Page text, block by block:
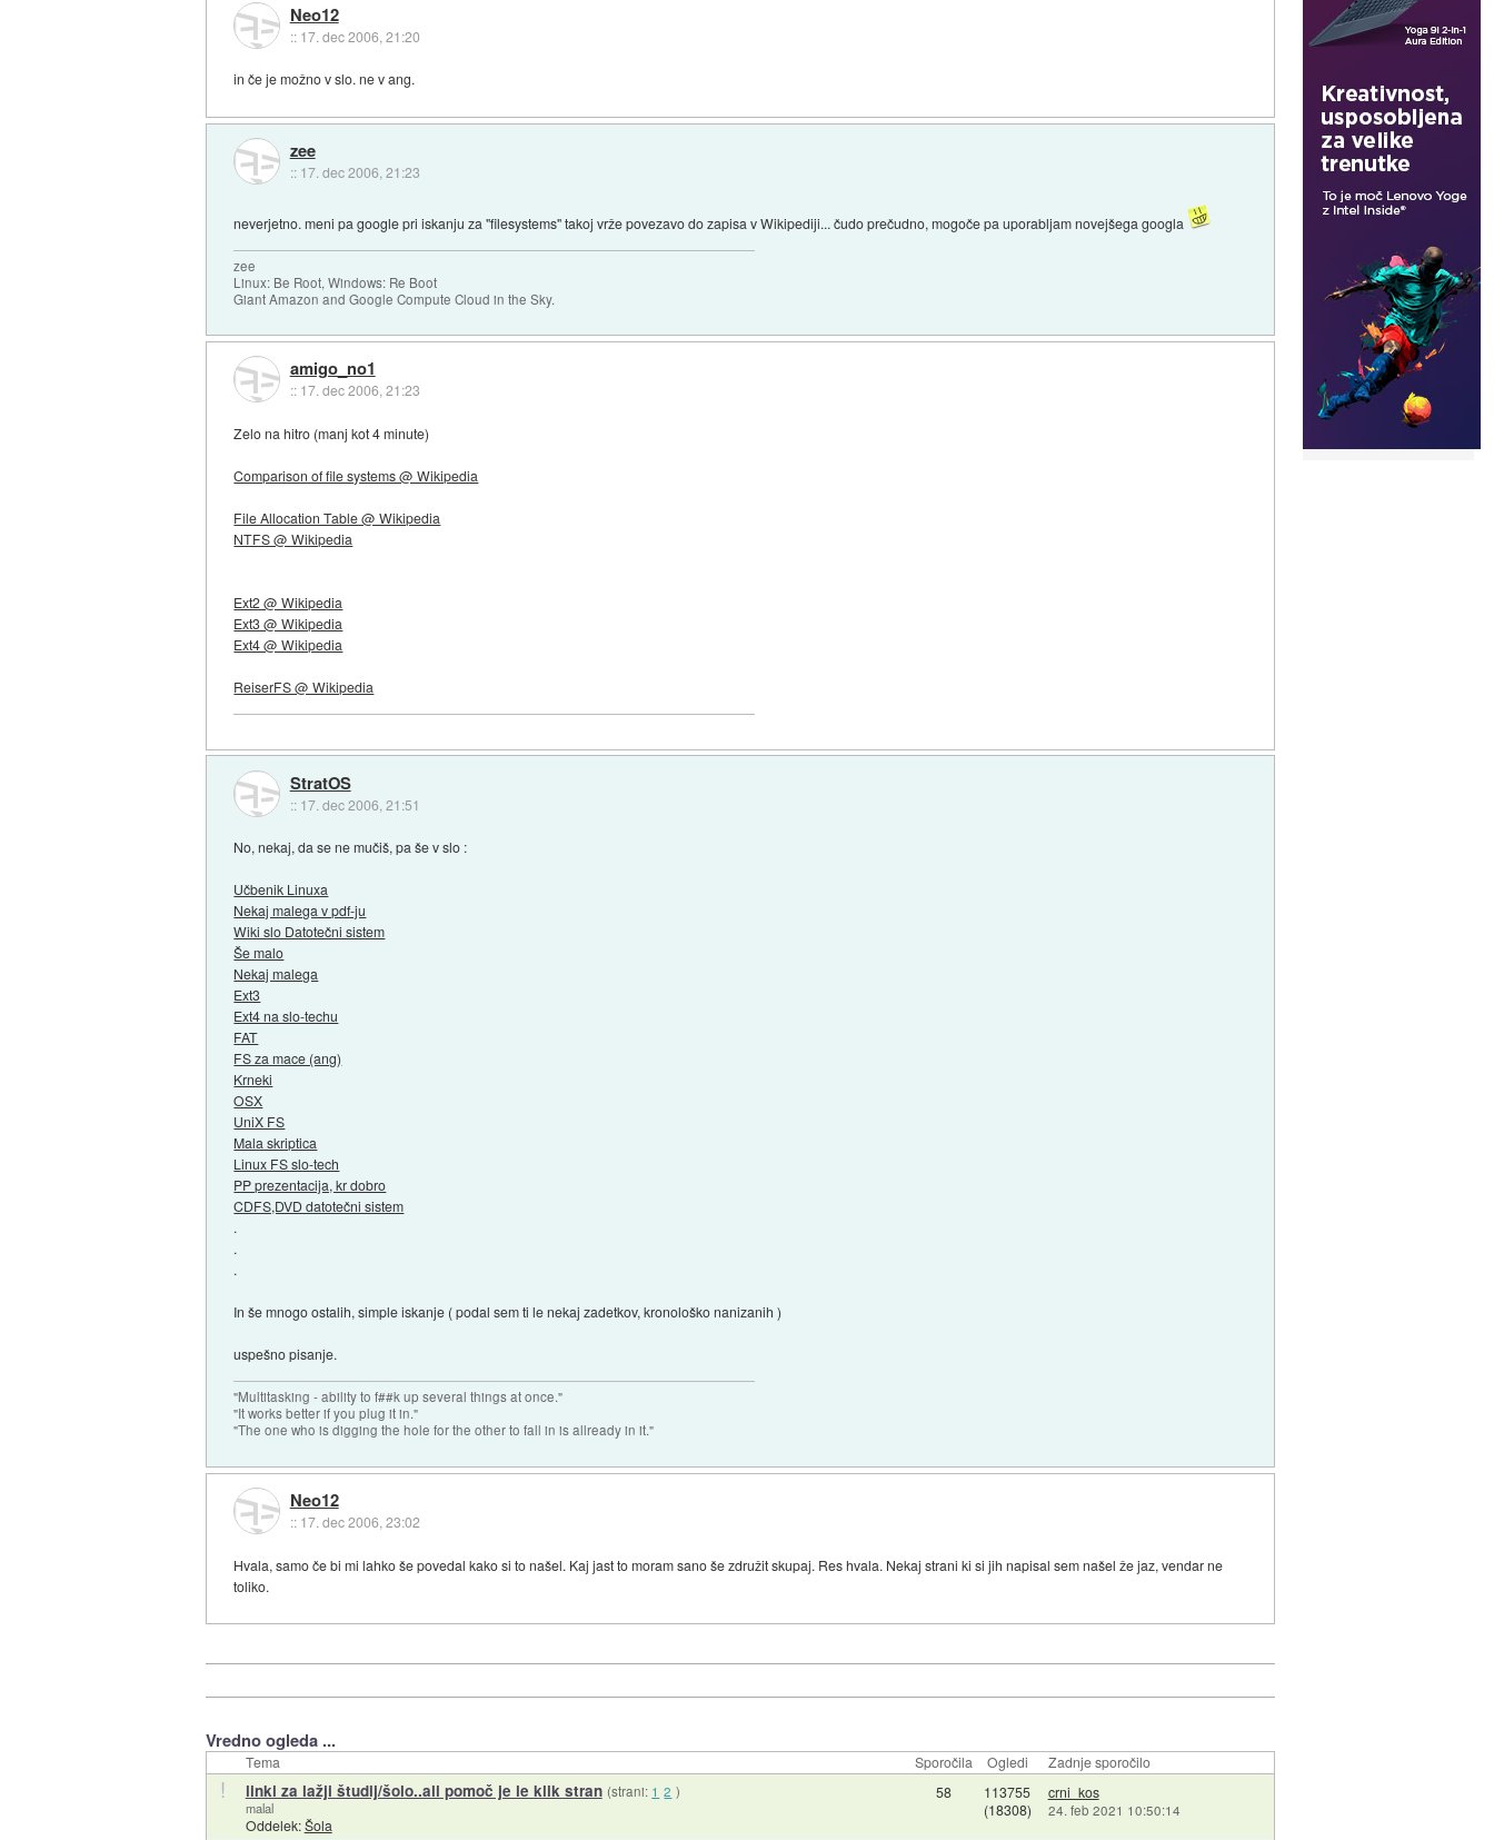
Neo12
:: 17. dec 2006, 21:20
in če je možno v slo. ne v ang.
zee
:: 17. dec 2006, 21:23
neverjetno. meni pa google pri iskanju za "filesystems" takoj vrže povezavo do zapisa v Wikipediji... čudo prečudno, mogoče pa uporabljam novejšega googla
zee
Linux: Be Root, Windows: Re Boot
Giant Amazon and Google Compute Cloud in the Sky.
amigo_no1
:: 17. dec 2006, 21:23
Zelo na hitro (manj kot 4 minute)
Comparison of file systems @ Wikipedia
File Allocation Table @ Wikipedia
NTFS @ Wikipedia
Ext2 @ Wikipedia
Ext3 @ Wikipedia
Ext4 @ Wikipedia
ReiserFS @ Wikipedia
StratOS
:: 17. dec 2006, 21:51
No, nekaj, da se ne mučiš, pa še v slo :
Učbenik Linuxa
Nekaj malega v pdf-ju
Wiki slo Datotečni sistem
Še malo
Nekaj malega
Ext3
Ext4 na slo-techu
FAT
FS za mace (ang)
Krneki
OSX
UniX FS
Mala skriptica
Linux FS slo-tech
PP prezentacija, kr dobro
CDFS,DVD datotečni sistem
.
.
.
In še mnogo ostalih, simple iskanje ( podal sem ti le nekaj zadetkov, kronološko nanizanih )
uspešno pisanje.
"Multitasking - ability to f##k up several things at once."
"It works better if you plug it in."
"The one who is digging the hole for the other to fall in is allready in it."
Neo12
:: 17. dec 2006, 23:02
Hvala, samo če bi mi lahko še povedal kako si to našel. Kaj jast to moram sano še združit skupaj. Res hvala. Nekaj strani ki si jih napisal sem našel že jaz, vendar ne
toliko.
Vredno ogleda ...
Tema Sporočila Ogledi Zadnje sporočilo
! linki za lažji študij/šolo..ali pomoč je le klik stran (strani: 1 2 )
malal
Oddelek:Šola
58
113755
(18308)
crni_kos
24. feb 2021 10:50:14